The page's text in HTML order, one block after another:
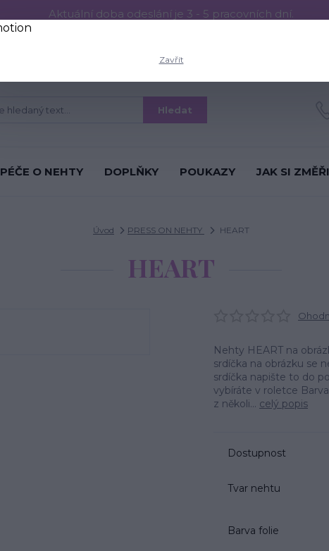
Aktuální doba odeslání je 3 - 5 pracovních dní.
Hledat
PÉČE O NEHTY DOPLŇKY POUKAZY JAK SI
Úvod PRESS ON NEHTY HEART
HEART
Nehty HEART na
srdíčka na obrázku se
srdíčka napište to do
vybíráte v roletce
z několi... celý popis
Dostupnost
Tvar nehtu
Barva folie
Zavřít